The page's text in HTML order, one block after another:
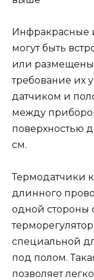
Инфракрасные
могут быть
или
требование их
датчиком и
между
поверхностью
см.
Термодатчики
длинного
одной стороны
специальной
под полом.
позволяет